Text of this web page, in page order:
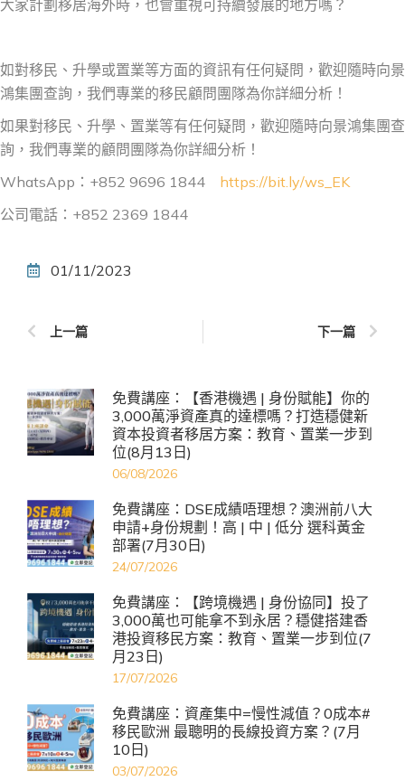
大家計劃移居海外時，也會重視可持續發展的地方嗎？
如對移民、升學或置業等方面的資訊有任何疑問，歡迎隨時向景
鴻集團查詢，我們專業的移民顧問團隊為你詳細分析！
如果對移民、升學、置業等有任何疑問，歡迎隨時向景鴻集團查
詢，我們專業的顧問團隊為你詳細分析！
WhatsApp：+852 9696 1844 https://bit.ly/ws_EK
公司電話：+852 2369 1844
01/11/2023
上一篇 下一篇
免費講座：【香港機遇 | 身份賦能】你的
3,000萬淨資產真的達標嗎？打造穩健新
資本投資者移居方案：教育、置業一步到
位(8月13日)
06/08/2026
免費講座：DSE成績唔理想？澳洲前八大
申請+身份規劃！高 | 中 | 低分 選科黃金
部署(7月30日)
24/07/2026
免費講座：【跨境機遇 | 身份協同】投了
3,000萬也可能拿不到永居？穩健搭建香
港投資移民方案：教育、置業一步到位(7
月23日)
17/07/2026
免費講座：資產集中=慢性減值？0成本#
移民歐洲 最聰明的長線投資方案？(7月
10日)
03/07/2026